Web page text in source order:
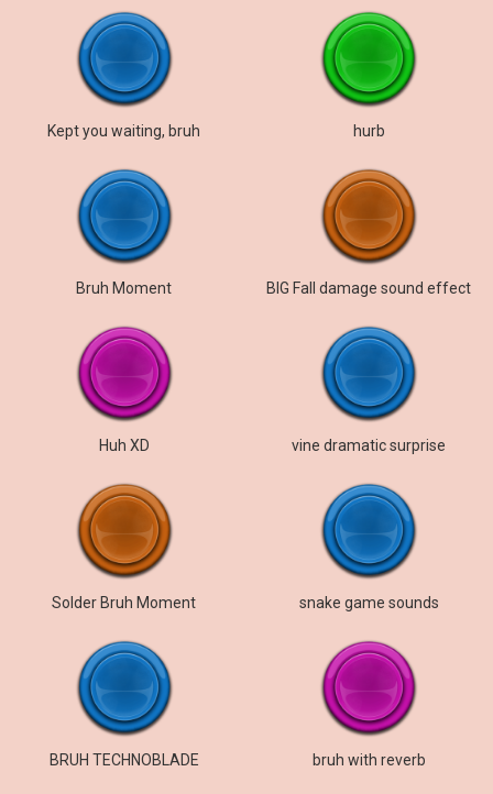
Kept you waiting, bruh hurb
Bruh Moment BIG Fall damage sound effect
Huh XD vine dramatic surprise
Solder Bruh Moment snake game sounds
BRUH TECHNOBLADE bruh with reverb